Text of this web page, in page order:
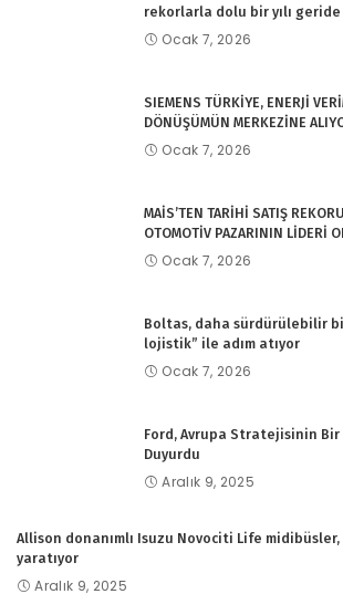
rekorlarla dolu bir yılı geride
Ocak 7, 2026
SIEMENS TÜRKİYE, ENERJİ
DÖNÜŞÜMÜN MERKEZİNE
Ocak 7, 2026
MAİS’TEN TARİHİ SATIŞ
OTOMOTİV PAZARININ LİDERİ
Ocak 7, 2026
Boltas, daha sürdürülebilir
lojistik” ile adım atıyor
Ocak 7, 2026
Ford, Avrupa Stratejisinin Bir
Duyurdu
Aralık 9, 2025
Allison donanımlı Isuzu Novociti Life
yaratıyor
Aralık 9, 2025